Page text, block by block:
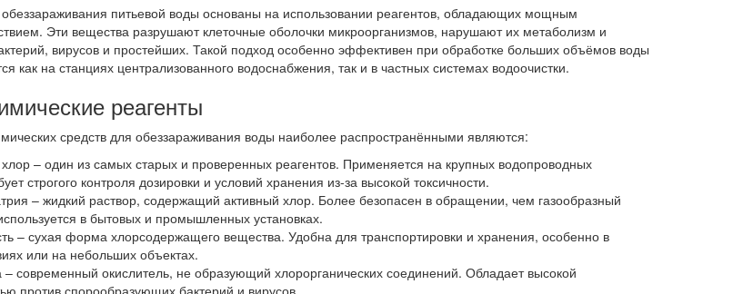
питьевой воды основаны на использовании реагентов, обладающих мощным
Эти вещества разрушают клеточные оболочки микроорганизмов, нарушают их метаболизм и
вирусов и простейших. Такой подход особенно эффективен при обработке больших объёмов воды
как на станциях централизованного водоснабжения, так и в частных системах водоочистки.
реагенты
средств для обеззараживания воды наиболее распространёнными являются:
– один из самых старых и проверенных реагентов. Применяется на крупных водопроводных
строгого контроля дозировки и условий хранения из-за высокой токсичности.
– жидкий раствор, содержащий активный хлор. Более безопасен в обращении, чем газообразный
в бытовых и промышленных установках.
– сухая форма хлорсодержащего вещества. Удобна для транспортировки и хранения, особенно в
или на небольших объектах.
– современный окислитель, не образующий хлорорганических соединений. Обладает высокой
против спорообразующих бактерий и вирусов.